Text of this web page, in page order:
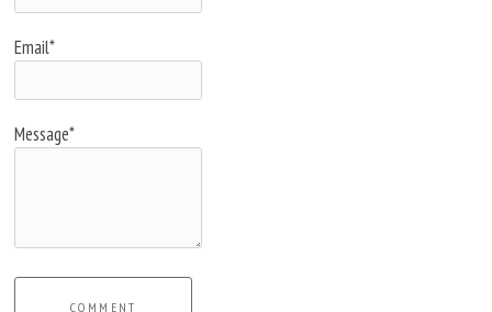
Email*
Message*
COMMENT